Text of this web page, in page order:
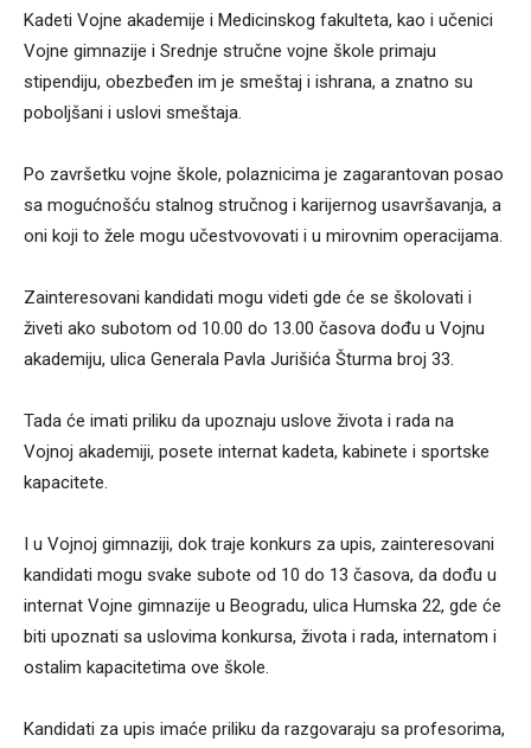
Kadeti Vojne akademije i Medicinskog fakulteta, kao i učenici
Vojne gimnazije i Srednje stručne vojne škole primaju
stipendiju, obezbeđen im je smeštaj i ishrana, a znatno su
poboljšani i uslovi smeštaja.
Po završetku vojne škole, polaznicima je zagarantovan posao
sa mogućnošću stalnog stručnog i karijernog usavršavanja, a
oni koji to žele mogu učestvovovati i u mirovnim operacijama.
Zainteresovani kandidati mogu videti gde će se školovati i
živeti ako subotom od 10.00 do 13.00 časova dođu u Vojnu
akademiju, ulica Generala Pavla Jurišića Šturma broj 33.
Tada će imati priliku da upoznaju uslove života i rada na
Vojnoj akademiji, posete internat kadeta, kabinete i sportske
kapacitete.
I u Vojnoj gimnaziji, dok traje konkurs za upis, zainteresovani
kandidati mogu svake subote od 10 do 13 časova, da dođu u
internat Vojne gimnazije u Beogradu, ulica Humska 22, gde će
biti upoznati sa uslovima konkursa, života i rada, internatom i
ostalim kapacitetima ove škole.
Kandidati za upis imaće priliku da razgovaraju sa profesorima,